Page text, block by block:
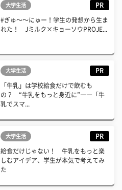
大学生活 PR
#ぎゅ〜〜にゅー！学生の発想から生ま
れた！ Jミルク×キョーソウPROJE...
大学生活 PR
「牛乳」は学校給食だけで飲むも
の？ “牛乳をもっと身近に”――「牛
乳でスマ...
大学生活 PR
給食だけじゃない！ 牛乳をもっと楽
しむアイデア、学生が本気で考えてみ
た